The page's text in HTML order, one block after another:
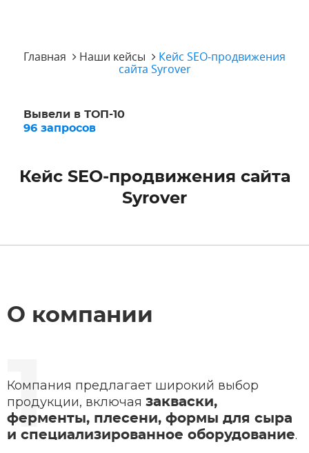
Главная Наши кейсы
Кейс SEO‑продвижения
сайта Syrover
Вывели в ТОП-10
96 запросов
Кейс SEO‑продвижения сайта
Syrover
О компании
Компания предлагает широкий выбор
продукции, включая закваски,
ферменты, плесени, формы для сыра
и специализированное оборудование.